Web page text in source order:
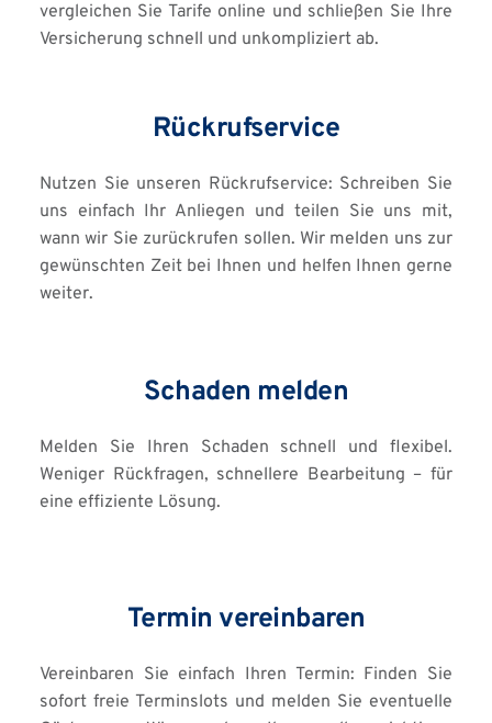
vergleichen Sie Tarife online und schließen Sie Ihre
Versicherung schnell und unkompliziert ab.
Rückrufservice
Nutzen Sie unseren Rückrufservice: Schreiben Sie
uns einfach Ihr Anliegen und teilen Sie uns mit,
wann wir Sie zurückrufen sollen. Wir melden uns zur
gewünschten Zeit bei Ihnen und helfen Ihnen gerne
weiter.
Schaden melden
Melden Sie Ihren Schaden schnell und flexibel.
Weniger Rückfragen, schnellere Bearbeitung – für
eine effiziente Lösung.
Termin vereinbaren
Vereinbaren Sie einfach Ihren Termin: Finden Sie
sofort freie Terminslots und melden Sie eventuelle